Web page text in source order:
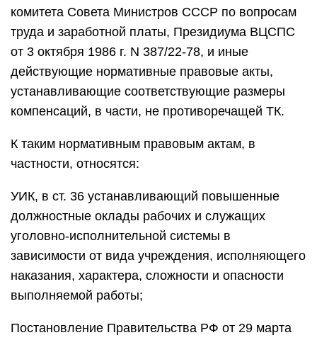
комитета Совета Министров СССР по вопросам
труда и заработной платы, Президиума ВЦСПС
от 3 октября 1986 г. N 387/22-78, и иные
действующие нормативные правовые акты,
устанавливающие соответствующие размеры
компенсаций, в части, не противоречащей ТК.
К таким нормативным правовым актам, в
частности, относятся:
УИК, в ст. 36 устанавливающий повышенные
должностные оклады рабочих и служащих
уголовно-исполнительной системы в
зависимости от вида учреждения, исполняющего
наказания, характера, сложности и опасности
выполняемой работы;
Постановление Правительства РФ от 29 марта